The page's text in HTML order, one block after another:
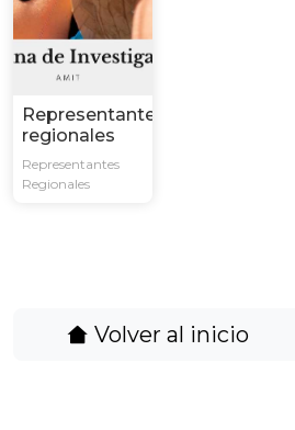
Representantes
regionales
Representantes
Regionales
Volver al inicio